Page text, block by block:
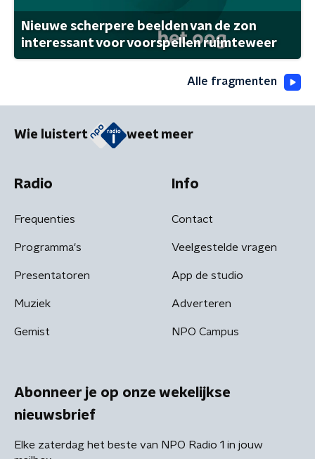
Nieuwe scherpere beelden van de zon
interessant voor voorspellen ruimteweer
Alle fragmenten
Wie luistert weet meer
Radio
Frequenties
Programma's
Presentatoren
Muziek
Gemist
Info
Contact
Veelgestelde vragen
App de studio
Adverteren
NPO Campus
Abonneer je op onze wekelijkse
nieuwsbrief
Elke zaterdag het beste van NPO Radio 1 in jouw